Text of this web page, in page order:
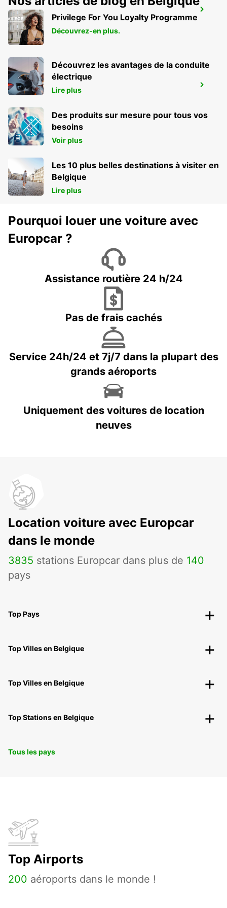
ZURICH JOSEFSTRASSE - IKC *RY*
ZURICH - SWITZERLAND
JONA
Privilege For You Loyalty Programme
Découvrez-en plus.
Découvrez les avantages de la conduite
électrique
Lire plus
Des produits sur mesure pour tous vos
besoins
Voir plus
Les 10 plus belles destinations à visiter en
Belgique
Lire plus
Pourquoi louer une voiture avec
Europcar ?
Assistance routière 24 h/24
Pas de frais cachés
Service 24h/24 et 7j/7 dans la plupart des
grands aéroports
Uniquement des voitures de location
neuves
Location voiture avec Europcar
dans le monde
3835 stations Europcar dans plus de 140
pays
Top Pays
Top Villes en Belgique
Top Villes en Belgique
Top Stations en Belgique
Tous les pays
Top Airports
200 aéroports dans le monde !